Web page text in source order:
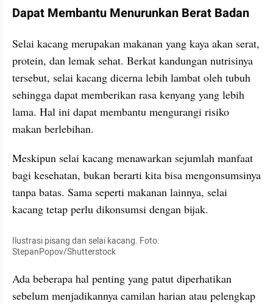
Dapat Membantu Menurunkan Berat Badan
Selai kacang merupakan makanan yang kaya akan serat,
protein, dan lemak sehat. Berkat kandungan nutrisinya
tersebut, selai kacang dicerna lebih lambat oleh tubuh
sehingga dapat memberikan rasa kenyang yang lebih
lama. Hal ini dapat membantu mengurangi risiko
makan berlebihan.
Meskipun selai kacang menawarkan sejumlah manfaat
bagi kesehatan, bukan berarti kita bisa mengonsumsinya
tanpa batas. Sama seperti makanan lainnya, selai
kacang tetap perlu dikonsumsi dengan bijak.
Ilustrasi pisang dan selai kacang. Foto:
StepanPopov/Shutterstock
Ada beberapa hal penting yang patut diperhatikan
sebelum menjadikannya camilan harian atau pelengkap